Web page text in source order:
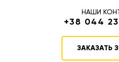
НАШИ
+38 044
ЗАКАЗАТЬ